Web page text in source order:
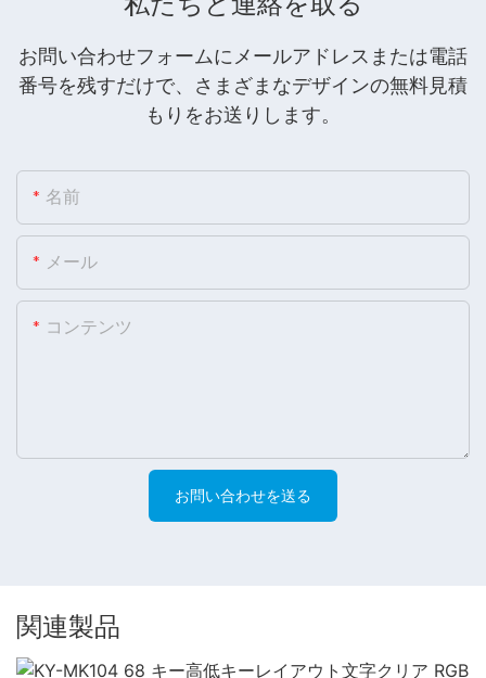
お問い合わせフォームにメールアドレスまたは電話
番号を残すだけで、さまざまなデザインの無料見積
もりをお送りします。
名前
メール
コンテンツ
お問い合わせを送る
関連製品